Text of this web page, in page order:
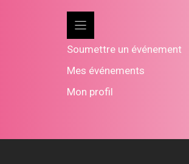
Soumettre un événement
Mes événements
Mon profil